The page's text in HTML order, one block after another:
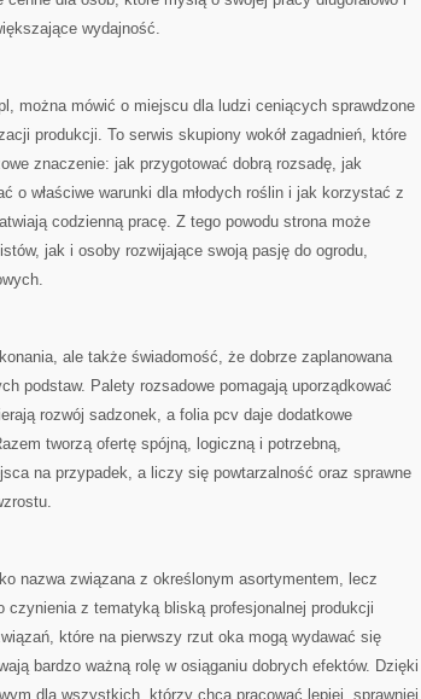
wydajność.
można mówić o miejscu dla ludzi ceniących sprawdzone
produkcji. To serwis skupiony wokół zagadnień, które
znaczenie: jak przygotować dobrą rozsadę, jak
o właściwe warunki dla młodych roślin i jak korzystać z
codzienną pracę. Z tego powodu strona może
jak i osoby rozwijające swoją pasję do ogrodu,
ale także świadomość, że dobrze zaplanowana
podstaw. Palety rozsadowe pomagają uporządkować
rozwój sadzonek, a folia pcv daje dodatkowe
tworzą ofertę spójną, logiczną i potrzebną,
na przypadek, a liczy się powtarzalność oraz sprawne
nazwa związana z określonym asortymentem, lecz
czynienia z tematyką bliską profesjonalnej produkcji
które na pierwszy rzut oka mogą wydawać się
bardzo ważną rolę w osiąganiu dobrych efektów. Dzięki
dla wszystkich, którzy chcą pracować lepiej, sprawniej